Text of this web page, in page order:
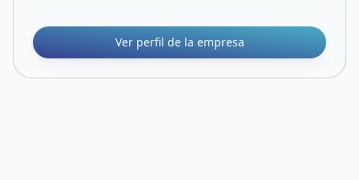
Ver perfil de la empresa